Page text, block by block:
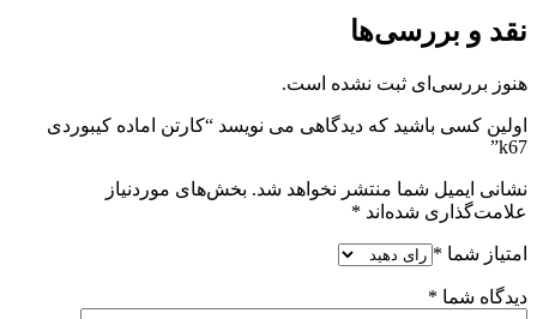
نقد و بررسی‌ها
هنوز بررسی‌ای ثبت نشده است.
اولین کسی باشید که دیدگاهی می نویسد “کارتن اماده کیبوردی
k67”
نشانی ایمیل شما منتشر نخواهد شد. بخش‌های موردنیاز
علامت‌گذاری شده‌اند *
امتیاز شما *
دیدگاه شما *